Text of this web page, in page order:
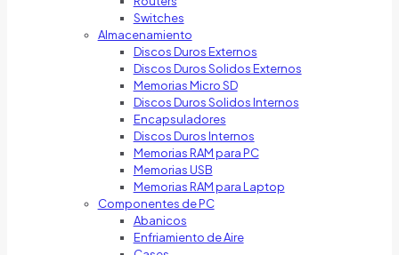
Switches
Almacenamiento
Discos Duros Externos
Discos Duros Solidos Externos
Memorias Micro SD
Discos Duros Solidos Internos
Encapsuladores
Discos Duros Internos
Memorias RAM para PC
Memorias USB
Memorias RAM para Laptop
Componentes de PC
Abanicos
Enfriamiento de Aire